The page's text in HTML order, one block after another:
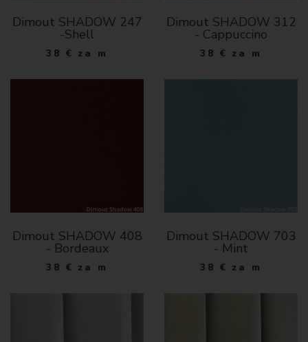
Dimout SHADOW 247
-Shell
38 € za m
Dimout SHADOW 312
- Cappuccino
38 € za m
Dimout SHADOW 408
- Bordeaux
38 € za m
Dimout SHADOW 703
- Mint
38 € za m